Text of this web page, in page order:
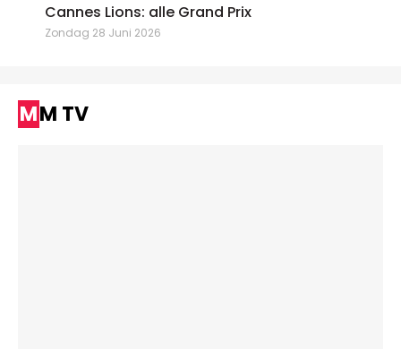
Cannes Lions: alle Grand Prix
Zondag 28 Juni 2026
MM TV